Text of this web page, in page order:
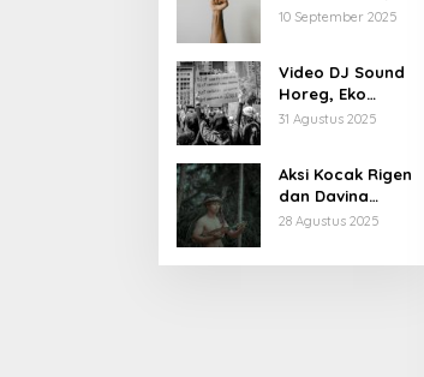
Begini Latar
10 September 2025
Video DJ Sound
Horeg, Eko
Patrio Buka
31 Agustus 2025
Aksi Kocak Rigen
dan Davina
Karamoy di Film
28 Agustus 2025